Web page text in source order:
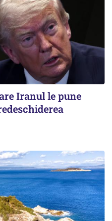
Iranul le pune